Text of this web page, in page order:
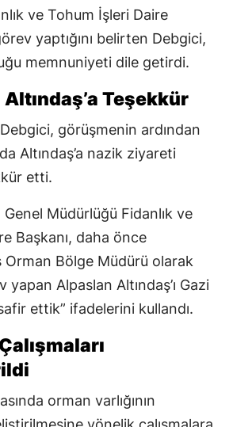
ve Tohum İşleri Daire
yaptığını belirten Debgici,
memnuniyeti dile getirdi.
Teşekkür
görüşmenin ardından
Altındaş’a nazik ziyareti
etti.
Müdürlüğü Fidanlık ve
Başkanı, daha önce
Orman Bölge Müdürü olarak
Alpaslan Altındaş’ı Gazi
ettik” ifadelerini kullandı.
orman varlığının